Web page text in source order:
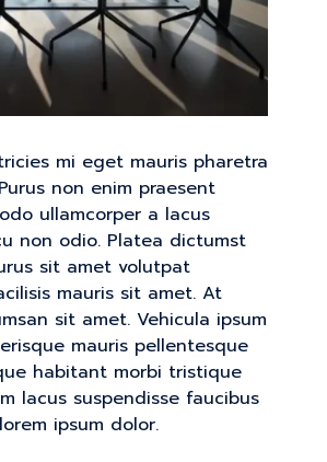
mi eget mauris pharetra
non enim praesent
ullamcorper a lacus
non odio. Platea dictumst
sit amet volutpat
mauris sit amet. At
sit amet. Vehicula ipsum
mauris pellentesque
habitant morbi tristique
lacus suspendisse faucibus
ipsum dolor.